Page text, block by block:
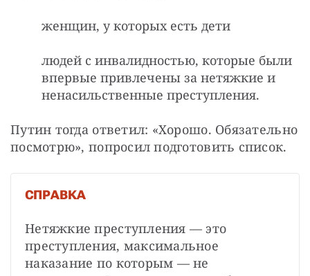
женщин, у которых есть дети
людей с инвалидностью, которые были
впервые привлечены за нетяжкие и
ненасильственные преступления.
Путин тогда ответил: «Хорошо. Обязательно
посмотрю», попросил подготовить список.
СПРАВКА
Нетяжкие преступления — это
преступления, максимальное
наказание по которым — не